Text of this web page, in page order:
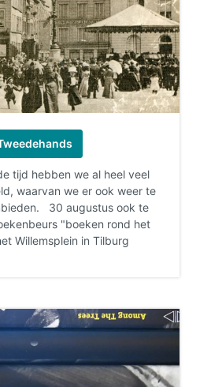
tijd hebben we al heel veel
waarvan we er ook weer te
30 augustus ook te
"boeken rond het
Willemsplein in Tilburg